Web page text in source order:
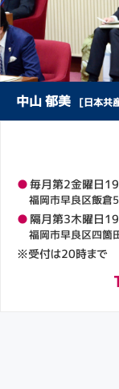
中山 郁美 [日本共
●毎月第2金曜日
福岡市早良区飯
● 隔月第3木曜日
福岡市早良区四箇
※受付は20時まで